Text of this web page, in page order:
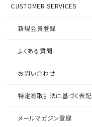
CUSTOMER SERVICES
新規会員登録
よくある質問
お問い合わせ
特定商取引法に基づく表記
メールマガジン登録